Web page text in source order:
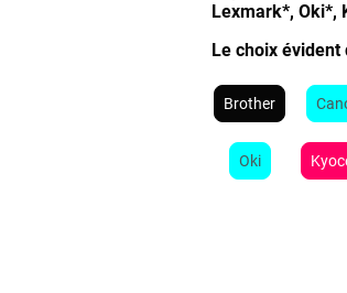
Lexmark*, Oki*,
Le choix
Brother
Oki